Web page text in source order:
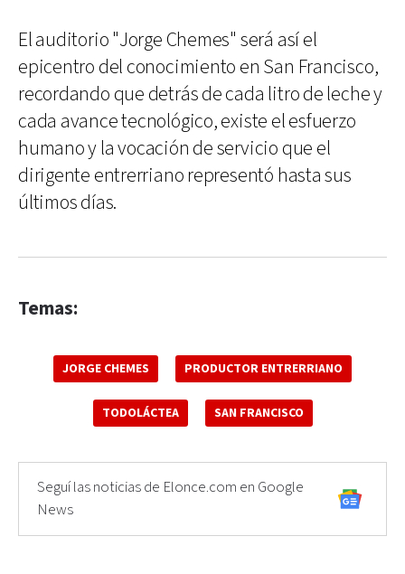
El auditorio "Jorge Chemes" será así el
epicentro del conocimiento en San Francisco,
recordando que detrás de cada litro de leche y
cada avance tecnológico, existe el esfuerzo
humano y la vocación de servicio que el
dirigente entrerriano representó hasta sus
últimos días.
Temas:
JORGE CHEMES PRODUCTOR ENTRERRIANO
TODOLÁCTEA SAN FRANCISCO
Seguí las noticias de Elonce.com en Google
News